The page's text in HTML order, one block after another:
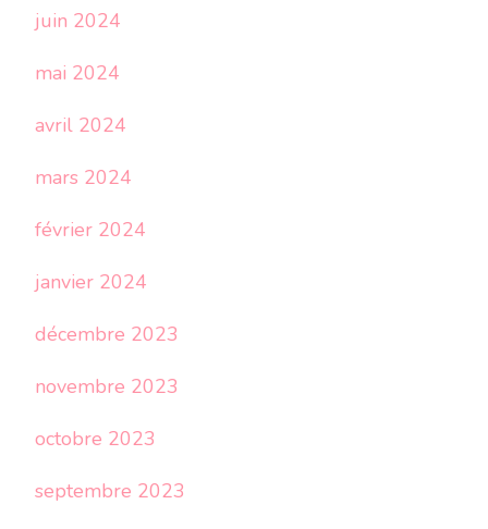
juin 2024
mai 2024
avril 2024
mars 2024
février 2024
janvier 2024
décembre 2023
novembre 2023
octobre 2023
septembre 2023